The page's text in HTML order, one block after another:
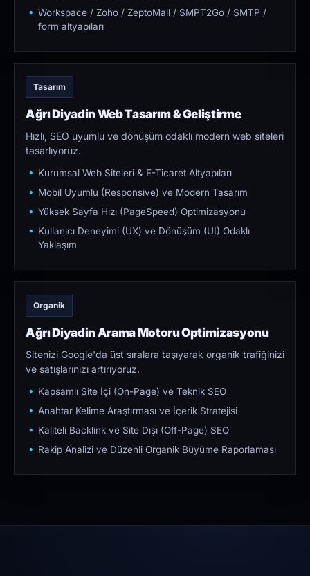
Workspace / Zoho / ZeptoMail / SMPT2Go / SMTP /
form altyapıları
Tasarım
Ağrı Diyadin Web Tasarım & Geliştirme
Hızlı, SEO uyumlu ve dönüşüm odaklı modern web siteleri
tasarlıyoruz.
Kurumsal Web Siteleri & E-Ticaret Altyapıları
Mobil Uyumlu (Responsive) ve Modern Tasarım
Yüksek Sayfa Hızı (PageSpeed) Optimizasyonu
Kullanıcı Deneyimi (UX) ve Dönüşüm (UI) Odaklı
Yaklaşım
Organik
Ağrı Diyadin Arama Motoru Optimizasyonu
Sitenizi Google'da üst sıralara taşıyarak organik trafiğinizi
ve satışlarınızı artırıyoruz.
Kapsamlı Site İçi (On-Page) ve Teknik SEO
Anahtar Kelime Araştırması ve İçerik Stratejisi
Kaliteli Backlink ve Site Dışı (Off-Page) SEO
Rakip Analizi ve Düzenli Organik Büyüme Raporlaması